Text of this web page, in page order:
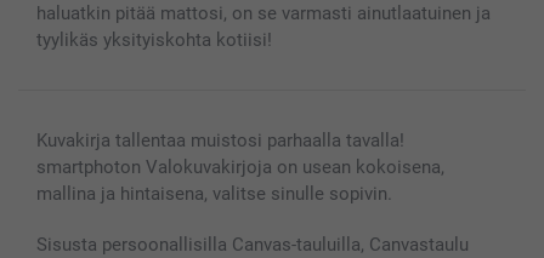
haluatkin pitää mattosi, on se varmasti ainutlaatuinen ja
tyylikäs yksityiskohta kotiisi!
Kuvakirja tallentaa muistosi parhaalla tavalla!
smartphoton Valokuvakirjoja on usean kokoisena,
mallina ja hintaisena, valitse sinulle sopivin.
Sisusta persoonallisilla Canvas-tauluilla, Canvastaulu